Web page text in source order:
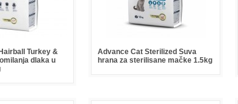
Turkey &
dlaka u
Advance Cat Sterilized Suva
hrana za sterilisane mačke 1.5kg